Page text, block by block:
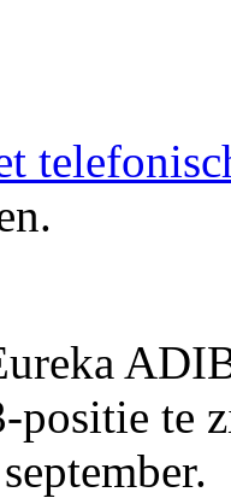
positie te